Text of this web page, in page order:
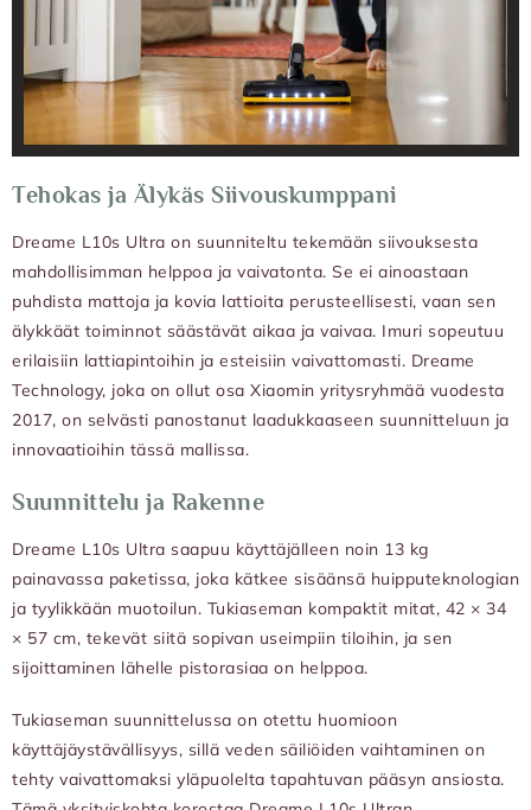
Tehokas ja Älykäs Siivouskumppani
Dreame L10s Ultra on suunniteltu tekemään siivouksesta
mahdollisimman helppoa ja vaivatonta. Se ei ainoastaan
puhdista mattoja ja kovia lattioita perusteellisesti, vaan sen
älykkäät toiminnot säästävät aikaa ja vaivaa. Imuri sopeutuu
erilaisiin lattiapintoihin ja esteisiin vaivattomasti. Dreame
Technology, joka on ollut osa Xiaomin yritysryhmää vuodesta
2017, on selvästi panostanut laadukkaaseen suunnitteluun ja
innovaatioihin tässä mallissa.
Suunnittelu ja Rakenne
Dreame L10s Ultra saapuu käyttäjälleen noin 13 kg
painavassa paketissa, joka kätkee sisäänsä huipputeknologian
ja tyylikkään muotoilun. Tukiaseman kompaktit mitat, 42 × 34
× 57 cm, tekevät siitä sopivan useimpiin tiloihin, ja sen
sijoittaminen lähelle pistorasiaa on helppoa.
Tukiaseman suunnittelussa on otettu huomioon
käyttäjäystävällisyys, sillä veden säiliöiden vaihtaminen on
tehty vaivattomaksi yläpuolelta tapahtuvan pääsyn ansiosta.